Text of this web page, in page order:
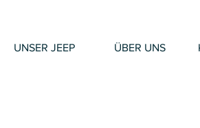
UNSER JEEP ÜBER UNS